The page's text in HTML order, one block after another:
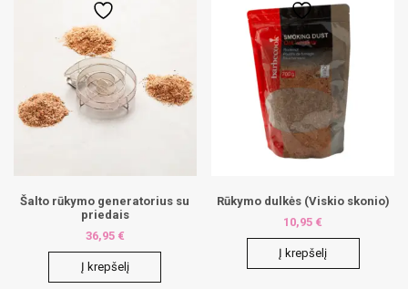
Šalto rūkymo generatorius su
priedais
36,95 €
Į krepšelį
Rūkymo dulkės (Viskio skonio)
10,95 €
Į krepšelį